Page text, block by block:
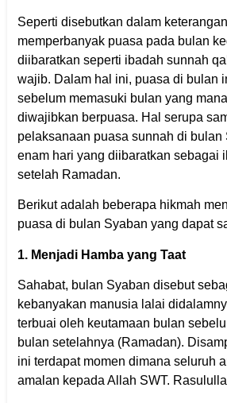
Seperti disebutkan dalam
memperbanyak puasa pada bulan
diibaratkan seperti ibadah sunnah
wajib. Dalam hal ini, puasa di bulan
sebelum memasuki bulan yang
diwajibkan berpuasa. Hal serupa
pelaksanaan puasa sunnah di bulan
enam hari yang diibaratkan sebagai
setelah Ramadan.
Berikut adalah beberapa hikmah
puasa di bulan Syaban yang dapat
1. Menjadi Hamba yang Taat
Sahabat, bulan Syaban disebut
kebanyakan manusia lalai
terbuai oleh keutamaan bulan
bulan setelahnya (Ramadan).
ini terdapat momen dimana seluruh
amalan kepada Allah SWT.